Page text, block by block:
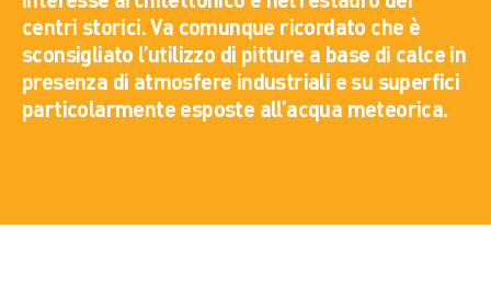
centri storici. Va comunque ricordato che è
sconsigliato l’utilizzo di pitture a base di calce in
presenza di atmosfere industriali e su superfici
particolarmente esposte all’acqua meteorica.